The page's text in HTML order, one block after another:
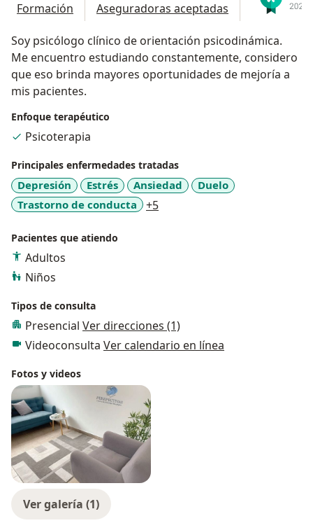
Formación
Aseguradoras aceptadas
Soy psicólogo clínico de orientación psicodinámica.
Me encuentro estudiando constantemente, considero
que eso brinda mayores oportunidades de mejoría a
mis pacientes.
Enfoque terapéutico
Psicoterapia
Principales enfermedades tratadas
Depresión Estrés Ansiedad
Duelo
Trastorno de conducta
+5a11y_sr_more_diseases
Pacientes que atiendo
Adultos
Niños
Tipos de consulta
Presencial Ver direcciones (1)
Videoconsulta Ver calendario en línea
Fotos y videos
Ver galería (1)